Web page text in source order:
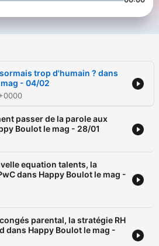
trop d'humain ? dans
- 04/02
passer de la parole aux
Boulot le mag - 28/01
equation talents, la
dans Happy Boulot le mag -
parental, la stratégie RH
dans Happy Boulot le mag -